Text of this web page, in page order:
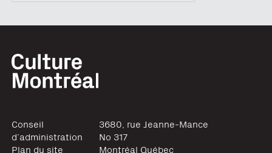
Conseil
d’administration
Plan du site
3680, rue Jeanne-Mance
No 317
Montréal Québec